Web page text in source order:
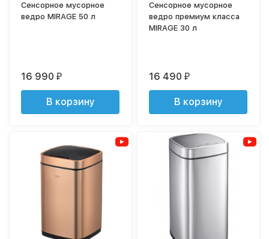
Сенсорное мусорное
ведро MIRAGE 50 л
16 990₽
В корзину
Сенсорное мусорное
ведро премиум класса
MIRAGE 30 л
16 490₽
В корзину